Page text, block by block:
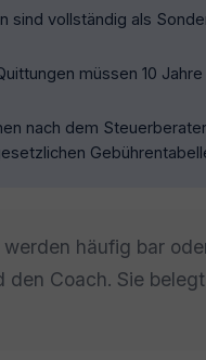
vollständig als
müssen 10
nach dem
häufig bar
Coach. Sie